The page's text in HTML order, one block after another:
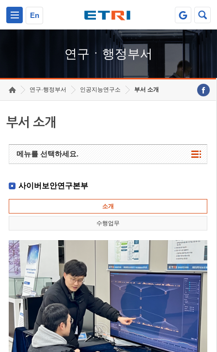
En
연구ㆍ행정부서
연구·행정부서 인공지능연구소 부서 소개
부서 소개
메뉴를 선택하세요.
사이버보안연구본부
소개
수행업무